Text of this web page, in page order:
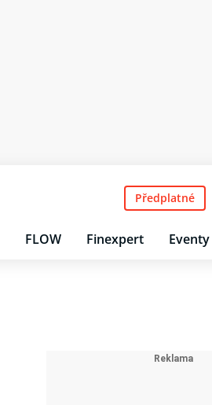
FLOW Finexpert Eventy
Předplatné